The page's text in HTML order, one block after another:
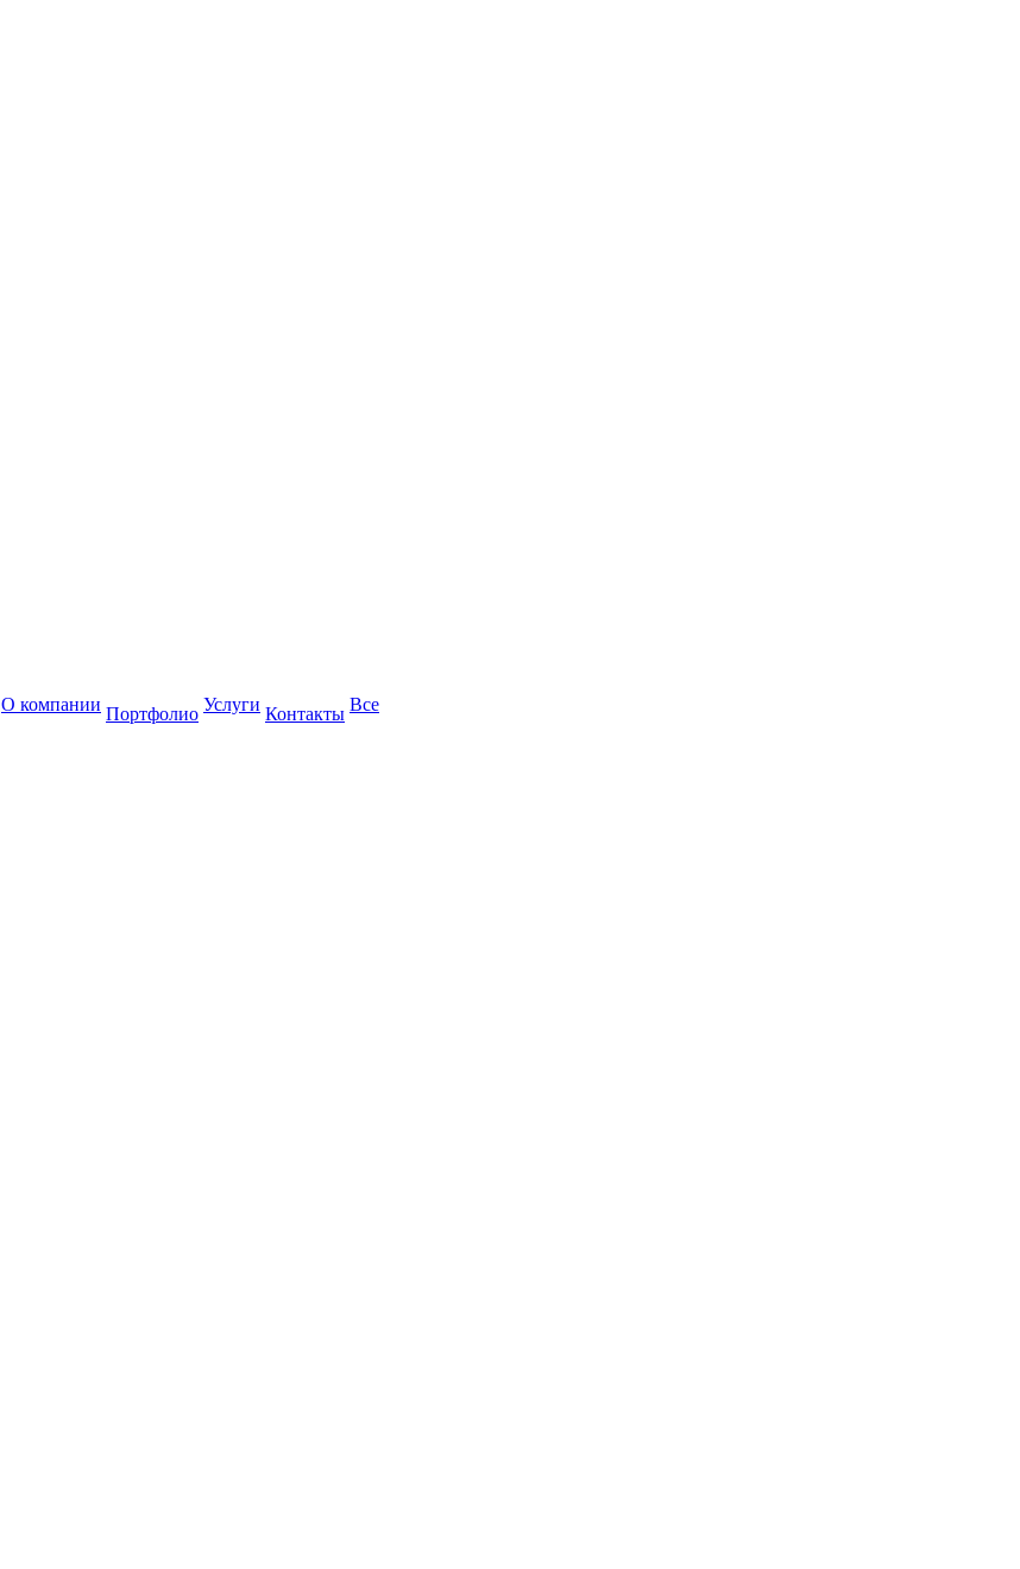
О компании Портфолио Услуги Контакты Все